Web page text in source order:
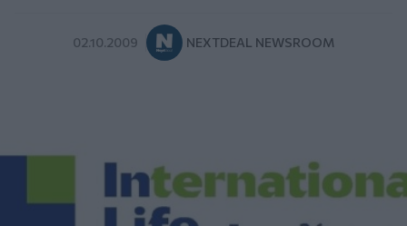
02.10.2009 NEXTDEAL NEWSROOM